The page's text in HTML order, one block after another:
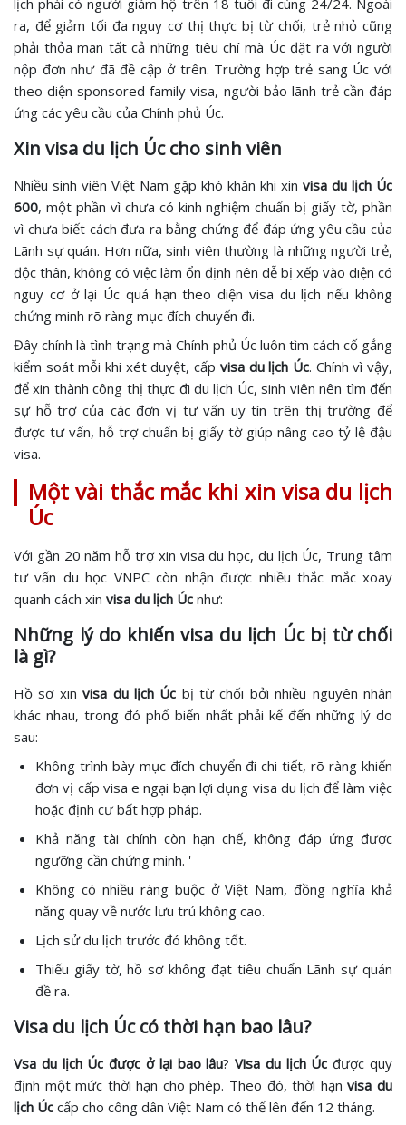
ra, để giảm tối đa nguy cơ thị thực bị từ chối, trẻ nhỏ cũng
phải thỏa mãn tất cả những tiêu chí mà Úc đặt ra với người
nộp đơn như đã đề cập ở trên. Trường hợp trẻ sang Úc với
theo diện sponsored family visa, người bảo lãnh trẻ cần đáp
ứng các yêu cầu của Chính phủ Úc.
Xin visa du lịch Úc cho sinh viên
Nhiều sinh viên Việt Nam gặp khó khăn khi xin visa du lịch Úc
600, một phần vì chưa có kinh nghiệm chuẩn bị giấy tờ, phần
vì chưa biết cách đưa ra bằng chứng để đáp ứng yêu cầu của
Lãnh sự quán. Hơn nữa, sinh viên thường là những người trẻ,
độc thân, không có việc làm ổn định nên dễ bị xếp vào diện có
nguy cơ ở lại Úc quá hạn theo diện visa du lịch nếu không
chứng minh rõ ràng mục đích chuyến đi.
Đây chính là tình trạng mà Chính phủ Úc luôn tìm cách cố gắng
kiểm soát mỗi khi xét duyệt, cấp visa du lịch Úc. Chính vì vậy,
để xin thành công thị thực đi du lịch Úc, sinh viên nên tìm đến
sự hỗ trợ của các đơn vị tư vấn uy tín trên thị trường để
được tư vấn, hỗ trợ chuẩn bị giấy tờ giúp nâng cao tỷ lệ đậu
visa.
Một vài thắc mắc khi xin visa du lịch
Úc
Với gần 20 năm hỗ trợ xin visa du học, du lịch Úc, Trung tâm
tư vấn du học VNPC còn nhận được nhiều thắc mắc xoay
quanh cách xin visa du lịch Úc như:
Những lý do khiến visa du lịch Úc bị từ chối
là gì?
Hồ sơ xin visa du lịch Úc bị từ chối bởi nhiều nguyên nhân
khác nhau, trong đó phổ biến nhất phải kể đến những lý do
sau:
Không trình bày mục đích chuyển đi chi tiết, rõ ràng khiến
đơn vị cấp visa e ngại bạn lợi dụng visa du lịch để làm việc
hoặc định cư bất hợp pháp.
Khả năng tài chính còn hạn chế, không đáp ứng được
ngưỡng cần chứng minh. '
Không có nhiều ràng buộc ở Việt Nam, đồng nghĩa khả
năng quay về nước lưu trú không cao.
Lịch sử du lịch trước đó không tốt.
Thiếu giấy tờ, hồ sơ không đạt tiêu chuẩn Lãnh sự quán
đề ra.
Visa du lịch Úc có thời hạn bao lâu?
Vsa du lịch Úc được ở lại bao lâu?Visa du lịch Úc được quy
định một mức thời hạn cho phép. Theo đó, thời hạnvisa du
lịch Úc cấp cho công dân Việt Nam có thể lên đến 12 tháng.